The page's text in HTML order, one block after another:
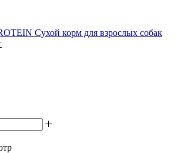
Сухой корм для взрослых собак